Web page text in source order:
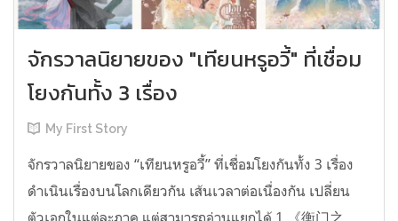
จักรวาลนิยายของ "เทียนหรูอวี้" ที่เชื่อม
โยงกันทั้ง 3 เรื่อง
My First Story
จักรวาลนิยายของ “เทียนหรูอวี้” ที่เชื่อมโยงกันทั้ง 3 เรื่อง
ดำเนินเรื่องบนโลกเดียวกัน เส้นเวลาต่อเนื่องกัน เปลี่ยน